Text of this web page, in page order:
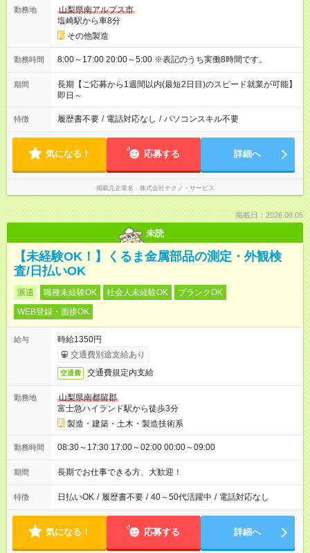
勤務地
山梨県南アルプス市
塩崎駅から車8分
その他製造
勤務時間 8:00～17:00 20:00～5:00 ※表記のうち実働8時間です。
期間
長期【ご応募から1週間以内(最短2日目)のスピード就業が可能】
即日～
特徴 履歴書不要 / 電話対応なし / パソコンスキル不要
気になる！ 応募する 詳細へ
掲載元企業名 株式会社テクノ・サービス
掲載日：2026.08.05
未読
【未経験OK！】くるま金属部品の測定・外観検
査/日払いOK
派遣 職種未経験OK 社会人未経験OK
ブランクOK
WEB登録・面接OK
給与
時給1350円
交通費別途支給あり
交通費 交通費規定内支給
勤務地
山梨県南都留郡
富士急ハイランド駅から徒歩3分
製造・建築・土木・製造技術系
勤務時間 08:30～17:30 17:00～02:00 00:00～09:00
期間 長期でお仕事できる方、大歓迎！
特徴 日払いOK / 履歴書不要 / 40～50代活躍中 / 電話対応なし
気になる！ 応募する 詳細へ